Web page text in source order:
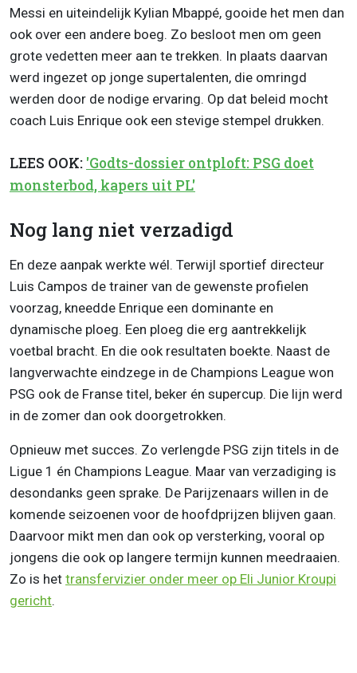
Messi en uiteindelijk Kylian Mbappé, gooide het men dan
ook over een andere boeg. Zo besloot men om geen
grote vedetten meer aan te trekken. In plaats daarvan
werd ingezet op jonge supertalenten, die omringd
werden door de nodige ervaring. Op dat beleid mocht
coach Luis Enrique ook een stevige stempel drukken.
LEES OOK: 'Godts-dossier ontploft: PSG doet
monsterbod, kapers uit PL'
Nog lang niet verzadigd
En deze aanpak werkte wél. Terwijl sportief directeur
Luis Campos de trainer van de gewenste profielen
voorzag, kneedde Enrique een dominante en
dynamische ploeg. Een ploeg die erg aantrekkelijk
voetbal bracht. En die ook resultaten boekte. Naast de
langverwachte eindzege in de Champions League won
PSG ook de Franse titel, beker én supercup. Die lijn werd
in de zomer dan ook doorgetrokken.
Opnieuw met succes. Zo verlengde PSG zijn titels in de
Ligue 1 én Champions League. Maar van verzadiging is
desondanks geen sprake. De Parijzenaars willen in de
komende seizoenen voor de hoofdprijzen blijven gaan.
Daarvoor mikt men dan ook op versterking, vooral op
jongens die ook op langere termijn kunnen meedraaien.
Zo is het transfervizier onder meer op Eli Junior Kroupi
gericht.